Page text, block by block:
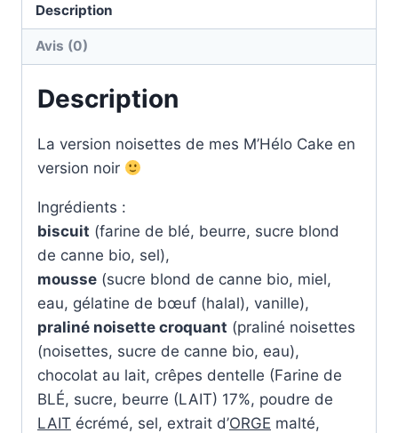
Description
Avis (0)
Description
La version noisettes de mes M’Hélo Cake en
version noir
Ingrédients :
biscuit (farine de blé, beurre, sucre blond
de canne bio, sel),
mousse (sucre blond de canne bio, miel,
eau, gélatine de bœuf (halal), vanille),
praliné noisette croquant (praliné noisettes
(noisettes, sucre de canne bio, eau),
chocolat au lait, crêpes dentelle (Farine de
BLÉ, sucre, beurre (LAIT) 17%, poudre de
LAIT écrémé, sel, extrait d’ORGE malté,